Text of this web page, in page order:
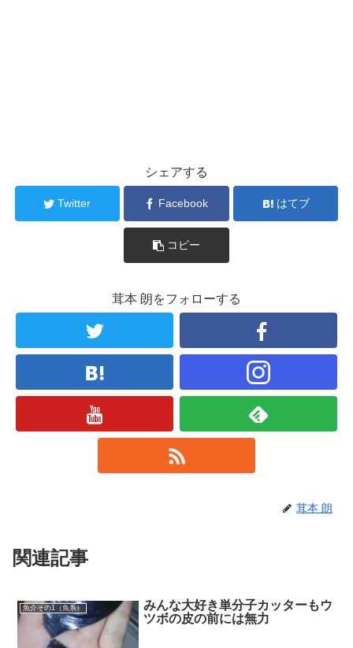
シェアする
Twitter Facebook はてブ
コピー
茸本 朗をフォローする
茸本 朗
関連記事
魚介その1（魚系）
みんな大好き単分子カッターもウ
ツボの皮の前には無力